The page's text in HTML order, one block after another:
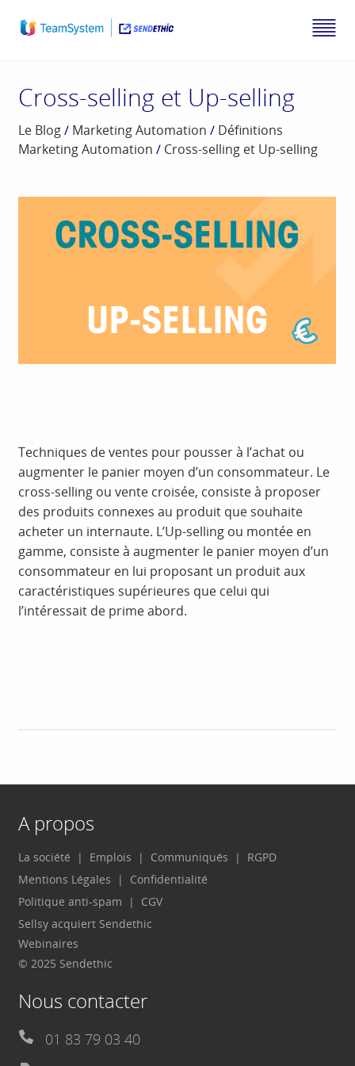
Cross-selling et Up-selling
Le Blog/ Marketing Automation / Définitions
Marketing Automation / Cross-selling et Up-selling
Techniques de ventes pour pousser à l’achat ou
augmenter le panier moyen d’un consommateur. Le
cross-selling ou vente croisée, consiste à proposer
des produits connexes au produit que souhaite
acheter un internaute. L’Up-selling ou montée en
gamme, consiste à augmenter le panier moyen d’un
consommateur en lui proposant un produit aux
caractéristiques supérieures que celui qui
l’intéressait de prime abord.
A propos
La société Emplois Communiqués
RGPD
Mentions Légales
Confidentialité
Politique anti-spam
CGV
Sellsy acquiert Sendethic
Webinaires
© 2025 Sendethic
Nous contacter
01 83 79 03 40